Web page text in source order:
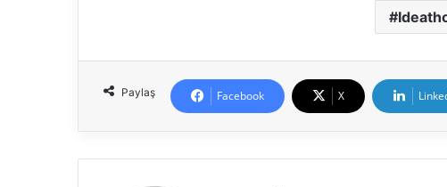
Paylaş Facebook X